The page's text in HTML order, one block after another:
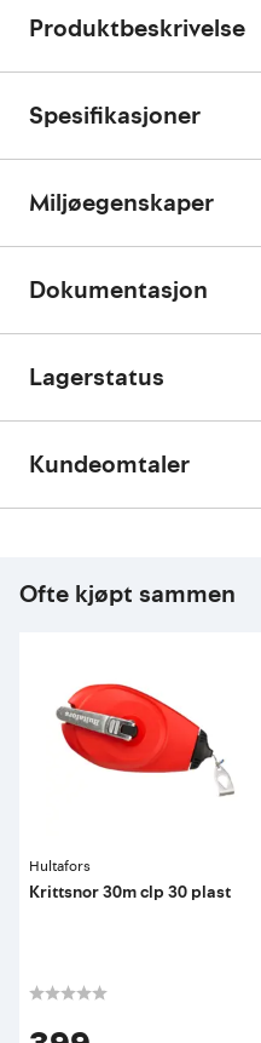
Produktbeskrivelse
Spesifikasjoner
Miljøegenskaper
Dokumentasjon
Lagerstatus
Kundeomtaler
Ofte kjøpt sammen
Hultafors
Krittsnor 30m clp 30 plast